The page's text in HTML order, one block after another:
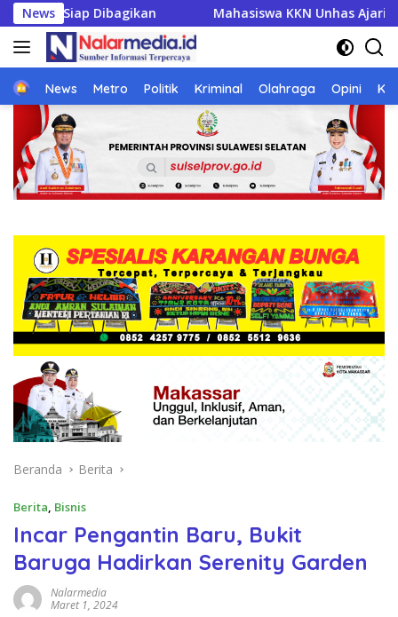
Langsung
ke
konten
News
KKN Unhas Ajari UMKM Desa Talawe Kelola Keuangan,
Home
News Metro Politik Kriminal Olahraga Opini
Beranda Berita
Berita, Bisnis
Incar Pengantin Baru, Bukit
Baruga Hadirkan Serenity Garden
Nalarmedia
Maret 1, 2024